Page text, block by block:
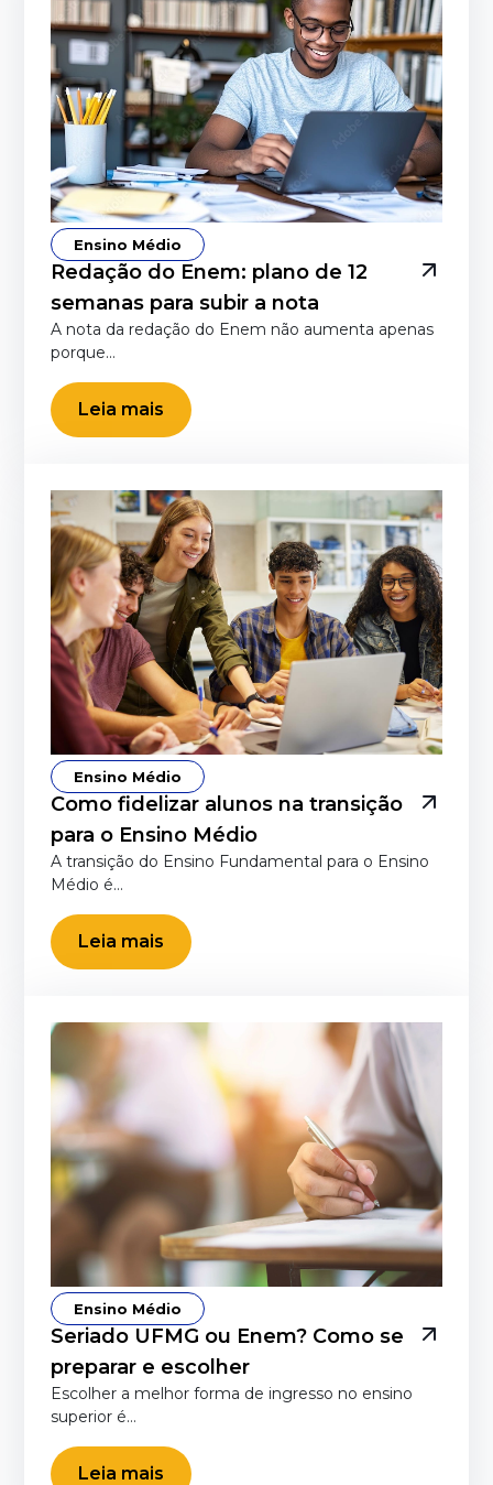
Ensino Médio
Redação do Enem: plano de 12
semanas para subir a nota
A nota da redação do Enem não aumenta apenas
porque…
Leia mais
Ensino Médio
Como fidelizar alunos na transição
para o Ensino Médio
A transição do Ensino Fundamental para o Ensino
Médio é…
Leia mais
Ensino Médio
Seriado UFMG ou Enem? Como se
preparar e escolher
Escolher a melhor forma de ingresso no ensino
superior é…
Leia mais